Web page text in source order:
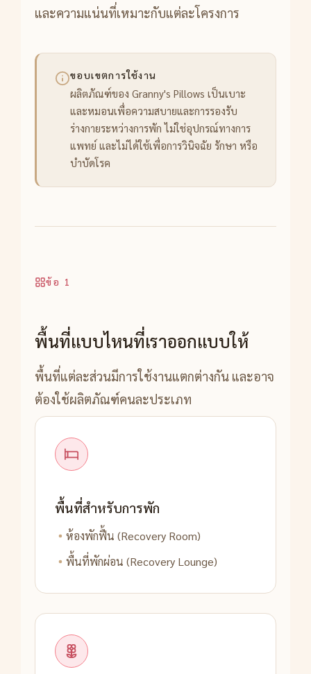
และความแน่นที่เหมาะกับแต่ละโครงการ
ขอบเขตการใช้งาน
ผลิตภัณฑ์ของ Granny's Pillows เป็นเบาะ
และหมอนเพื่อความสบายและการรองรับ
ร่างกายระหว่างการพัก ไม่ใช่อุปกรณ์ทางการ
แพทย์ และไม่ได้ใช้เพื่อการวินิจฉัย รักษา หรือ
บำบัดโรค
ข้อ 1
พื้นที่แบบไหนที่เราออกแบบให้
พื้นที่แต่ละส่วนมีการใช้งานแตกต่างกัน และอาจ
ต้องใช้ผลิตภัณฑ์คนละประเภท
พื้นที่สำหรับการพัก
ห้องพักฟื้น (Recovery Room)
พื้นที่พักผ่อน (Recovery Lounge)